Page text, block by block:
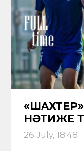
«ШАХТЕР»
НӘТИЖЕ
26 July, 18:48